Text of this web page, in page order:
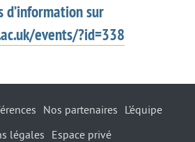
sur
events/?id=338
Nos partenaires
L’équipe
légales
Espace privé